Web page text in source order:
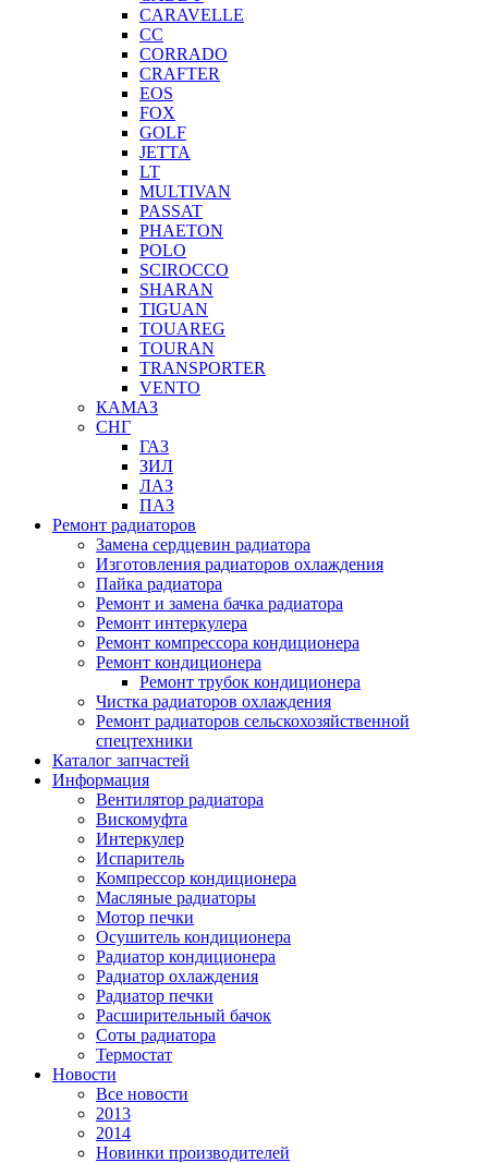
CARAVELLE
CC
CORRADO
CRAFTER
EOS
FOX
GOLF
JETTA
LT
MULTIVAN
PASSAT
PHAETON
POLO
SCIROCCO
SHARAN
TIGUAN
TOUAREG
TOURAN
TRANSPORTER
VENTO
КАМАЗ
СНГ
ГАЗ
ЗИЛ
ЛАЗ
ПАЗ
Ремонт радиаторов
Замена сердцевин радиатора
Изготовления радиаторов охлаждения
Пайка радиатора
Ремонт и замена бачка радиатора
Ремонт интеркулера
Ремонт компрессора кондиционера
Ремонт кондиционера
Ремонт трубок кондиционера
Чистка радиаторов охлаждения
Ремонт радиаторов сельскохозяйственной
спецтехники
Каталог запчастей
Информация
Вентилятор радиатора
Вискомуфта
Интеркулер
Испаритель
Компрессор кондиционера
Масляные радиаторы
Мотор печки
Осушитель кондиционера
Радиатор кондиционера
Радиатор охлаждения
Радиатор печки
Расширительный бачок
Соты радиатора
Термостат
Новости
Все новости
2013
2014
Новинки производителей